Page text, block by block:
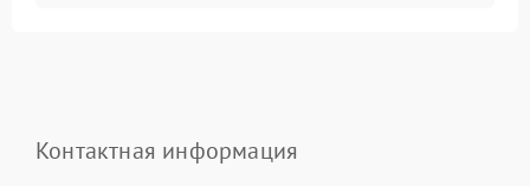
Контактная информация